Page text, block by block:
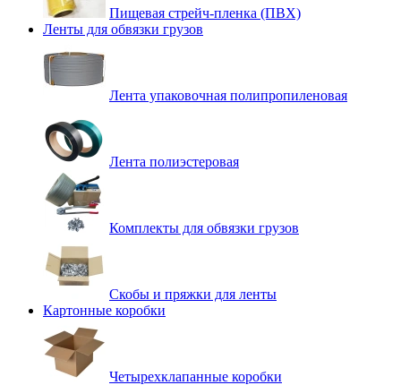
Пищевая стрейч-пленка (ПВХ)
Ленты для обвязки грузов
Лента упаковочная полипропиленовая
Лента полиэстеровая
Комплекты для обвязки грузов
Скобы и пряжки для ленты
Картонные коробки
Четырехклапанные коробки